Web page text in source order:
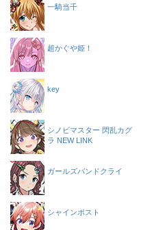
一騎当千
超かぐや姫！
key
シノビマスター 閃乱カグ
ラ NEW LINK
ガールズバンドクライ
シャインポスト